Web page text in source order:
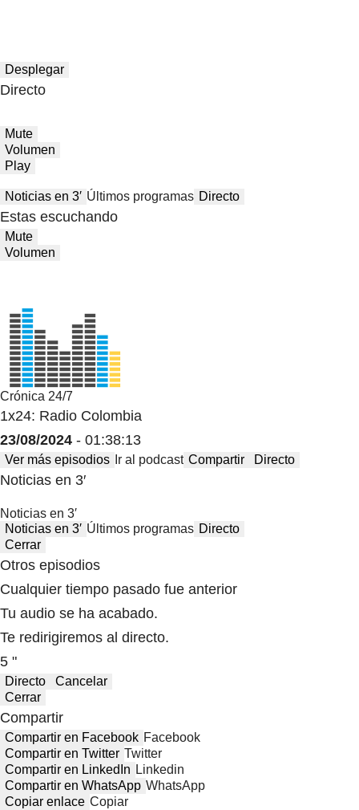
Desplegar
Directo
Mute
Volumen
Play
Noticias en 3′ Últimos programas Directo
Estas escuchando
Mute
Volumen
Crónica 24/7
1x24: Radio Colombia
23/08/2024 - 01:38:13
Ver más episodios Ir al podcast Compartir Directo
Noticias en 3′
Noticias en 3′
Noticias en 3′ Últimos programas Directo
Cerrar
Otros episodios
Cualquier tiempo pasado fue anterior
Tu audio se ha acabado.
Te redirigiremos al directo.
5 "
Directo
Cancelar
Cerrar
Compartir
Compartir en Facebook Facebook
Compartir en Twitter Twitter
Compartir en LinkedIn Linkedin
Compartir en WhatsApp WhatsApp
Copiar enlace Copiar